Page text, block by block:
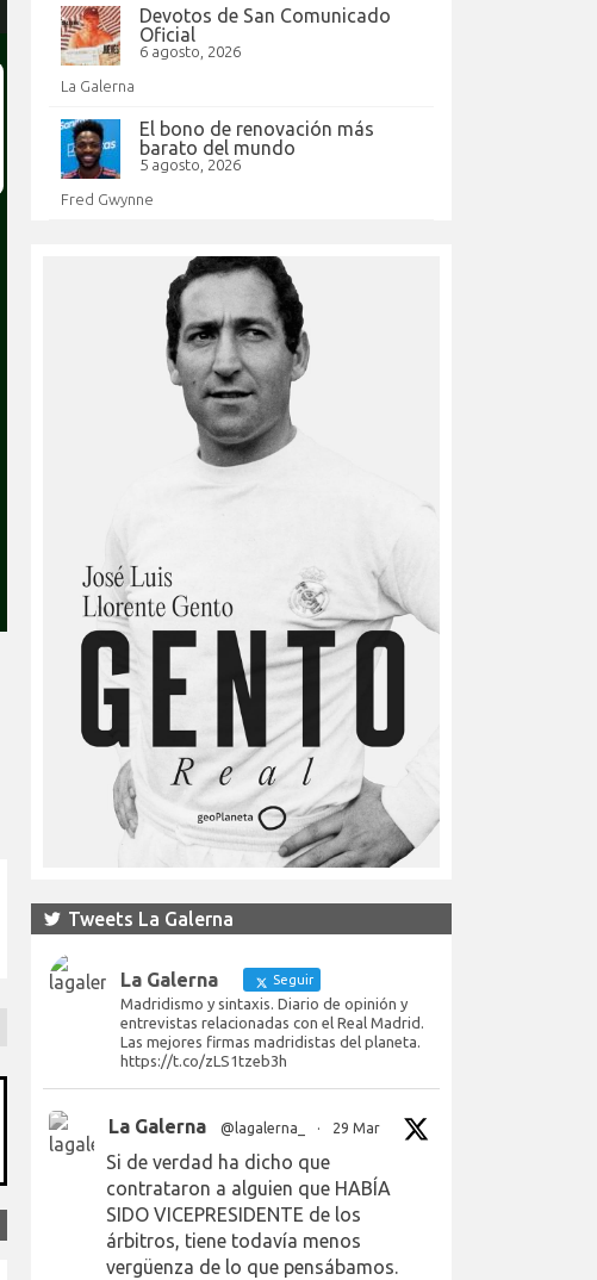
Devotos de San Comunicado
Oficial
6 agosto, 2026
La Galerna
El bono de renovación más
barato del mundo
5 agosto, 2026
Fred Gwynne
Tweets La Galerna
La Galerna Seguir
Madridismo y sintaxis. Diario de opinión y
entrevistas relacionadas con el Real Madrid.
Las mejores firmas madridistas del planeta.
https://t.co/zLS1tzeb3h
La Galerna @lagalerna_ · 29 Mar
Si de verdad ha dicho que
contrataron a alguien que HABÍA
SIDO VICEPRESIDENTE de los
árbitros, tiene todavía menos
vergüenza de lo que pensábamos.